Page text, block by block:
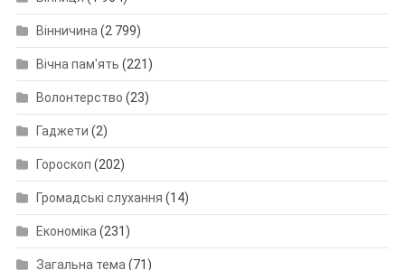
Вінничина (2 799)
Вічна пам'ять (221)
Волонтерство (23)
Гаджети (2)
Гороскоп (202)
Громадські слухання (14)
Економіка (231)
Загальна тема (71)